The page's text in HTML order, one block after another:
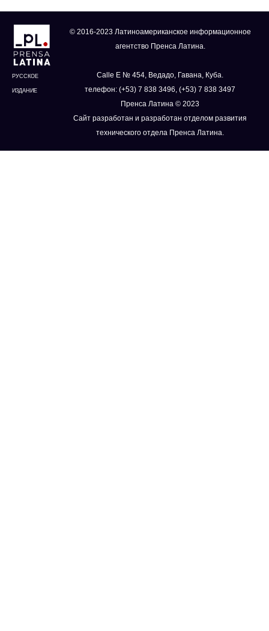
РУССКОЕ
ИЗДАНИЕ
© 2016-2023 Латиноамериканское информационное
агентство Пренса Латина.
Calle E № 454, Ведадо, Гавана, Куба.
телефон: (+53) 7 838 3496, (+53) 7 838 3497
Пренса Латина © 2023
Сайт разработан и разработан отделом развития
технического отдела Пренса Латина.